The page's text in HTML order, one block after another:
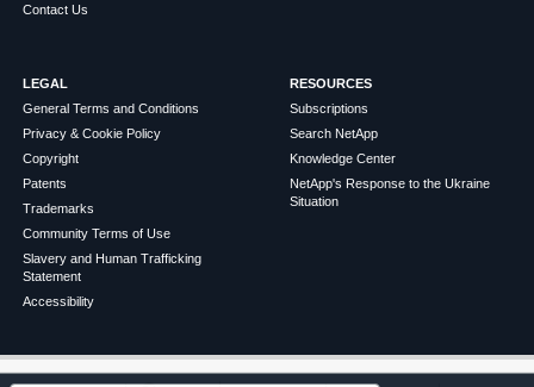
Contact Us
LEGAL
General Terms and Conditions
Privacy & Cookie Policy
Copyright
Patents
Trademarks
Community Terms of Use
Slavery and Human Trafficking
Statement
Accessibility
RESOURCES
Subscriptions
Search NetApp
Knowledge Center
NetApp's Response to the Ukraine
Situation